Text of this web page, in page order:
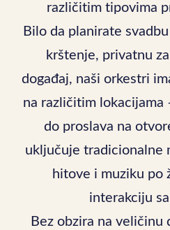
različitim tipovima
Bilo da planirate
krštenje, privatnu
događaj, naši orkestri
na različitim lokacijama
do proslava na
uključuje tradicionalne
hitove i muziku po
interakciju
Bez obzira na veličinu